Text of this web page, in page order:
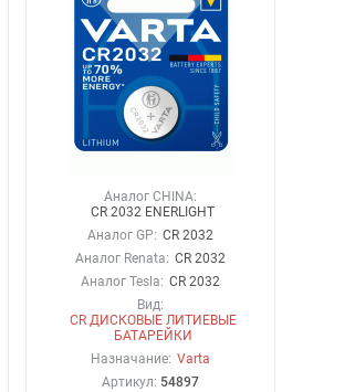
Аналог CHINA:
CR 2032 ENERLIGHT
Аналог GP: CR 2032
Аналог Renata: CR 2032
Аналог Tesla: CR 2032
Вид:
CR ДИСКОВЫЕ ЛИТИЕВЫЕ
БАТАРЕЙКИ
Назначание: Varta
Артикул: 54897